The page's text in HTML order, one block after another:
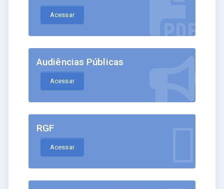
Acessar
Audiências Públicas
Acessar
RGF
Acessar